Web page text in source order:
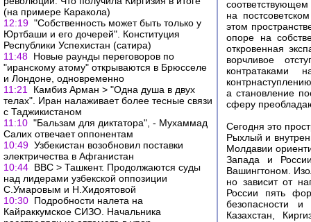
(на примере Каракола)
12:19 "Собственность может быть только у
Юртбаши и его дочерей". Конституция
Республики Успехистан (сатира)
11:48 Новые раунды переговоров по
"иранскому атому" открываются в Брюсселе
и Лондоне, одновременно
11:21
Камбиз Арман > "Одна душа в двух
телах". Иран налаживает более тесные связи
с Таджикистаном
11:10 "Бальзам для диктатора", - Мухаммад
Салих отвечает оппонентам
10:49 Узбекистан возобновил поставки
электричества в Афганистан
10:44 ВВС > Ташкент. Продолжаются суды
над лидерами узбекской оппозиции
С.Умаровым и Н.Хидоятовой
10:30 Подробности налета на
Кайраккумское СИЗО. Начальника
на
этом
опоре на
откровенная
ворчливое
контратаками
а становление
сферу
Сегодня это
Рыхлый и
Молдавии
Запада и
Вашингтоном.
но зависит от
России пять
безопасности
Казахстан,